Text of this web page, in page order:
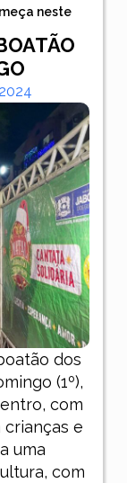
neste
dos
(1º),
com
e
uma
com